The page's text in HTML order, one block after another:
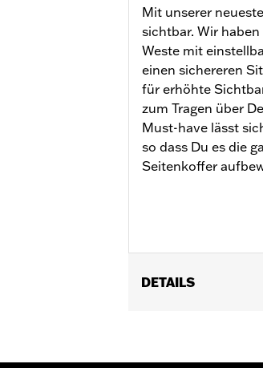
Mit unserer
sichtbar. Wir
Weste mit
einen sichereren
für erhöhte
zum Tragen über
Must-have lässt
so dass Du es die
Seitenkoffer
DETAILS
GARANTIE:2 Jahre